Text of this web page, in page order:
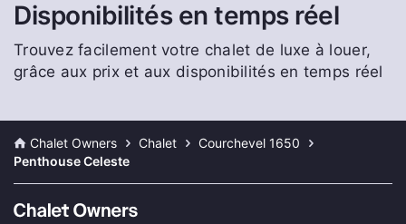
Disponibilités en temps réel
Trouvez facilement votre chalet de luxe à louer,
grâce aux prix et aux disponibilités en temps réel
Chalet Owners Chalet
Courchevel 1650
Penthouse Celeste